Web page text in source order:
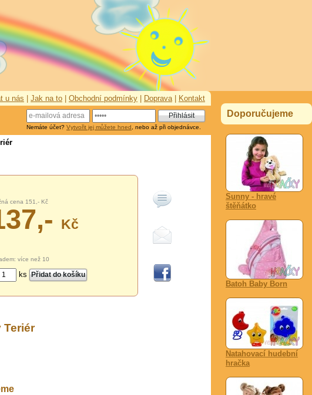
Doporučujeme
Sunny - hravé
štěňátko
Batoh Baby Born
Natahovací hudební
hračka
u nás Jak na to Obchodní podmínky Doprava| Kontakt
Nemáte účet? Vytvořit jej můžete hned , nebo až při objednávce.
cena 151,- Kč
Kč
více než 10
ks
Teriér